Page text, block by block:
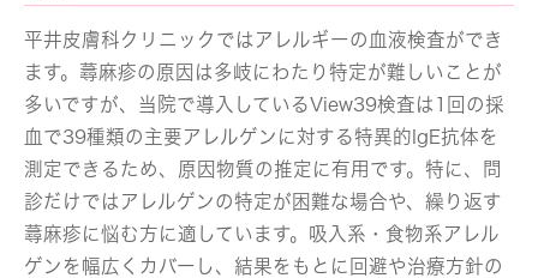
平井皮膚科クリニックではアレルギーの血液検査ができ
ます。蕁麻疹の原因は多岐にわたり特定が難しいことが
多いですが、当院で導入しているView39検査は1回の採
血で39種類の主要アレルゲンに対する特異的IgE抗体を
測定できるため、原因物質の推定に有用です。特に、問
診だけではアレルゲンの特定が困難な場合や、繰り返す
蕁麻疹に悩む方に適しています。吸入系・食物系アレル
ゲンを幅広くカバーし、結果をもとに回避や治療方針の